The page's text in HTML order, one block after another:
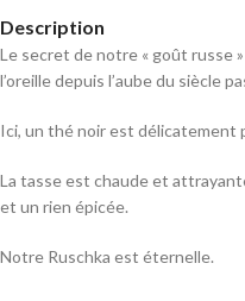
Description
Le secret de notre « goût russe
l’oreille depuis l’aube du siècle
Ici, un thé noir est délicatement
La tasse est chaude et
et un rien épicée.
Notre Ruschka est éternelle.